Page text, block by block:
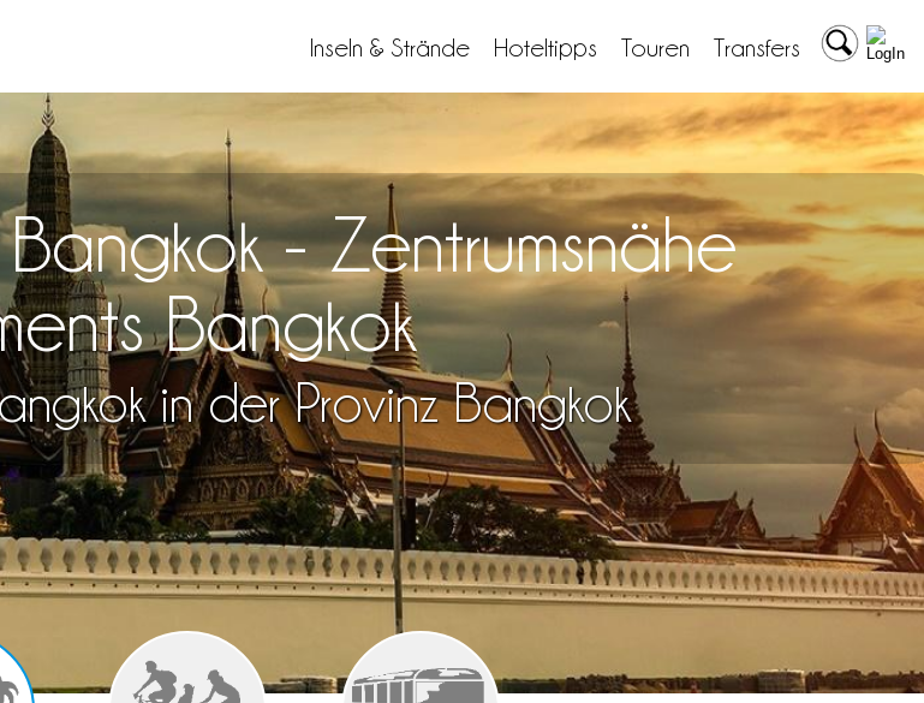
Transfers
Touren
Hoteltipps
Inseln & Strände
- Zentrumsnähe
Bangkok
in der Provinz Bangkok